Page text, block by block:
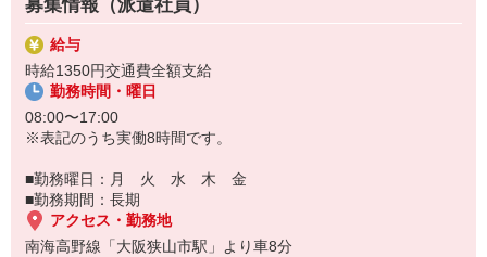
選べます♪
★★履歴書・証明写真は不要！★★
また、ご登録済の方はお仕事の紹介がスムーズです。
ご応募お待ちしています。
募集情報（派遣社員）
給与
時給1350円交通費全額支給
勤務時間・曜日
08:00〜17:00
※表記のうち実働8時間です。
■勤務曜日：月 火 水 木 金
■勤務期間：長期
アクセス・勤務地
南海高野線「大阪狭山市駅」より車8分